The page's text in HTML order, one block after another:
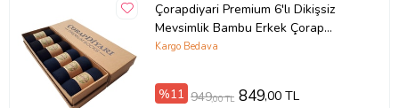
Çorapdiyari Premium 6'lı Dikişsiz
Mevsimlik Bambu Erkek Çorap
(Siyah-Lacivert)
Kargo Bedava
%11 949,00 TL 849,00 TL